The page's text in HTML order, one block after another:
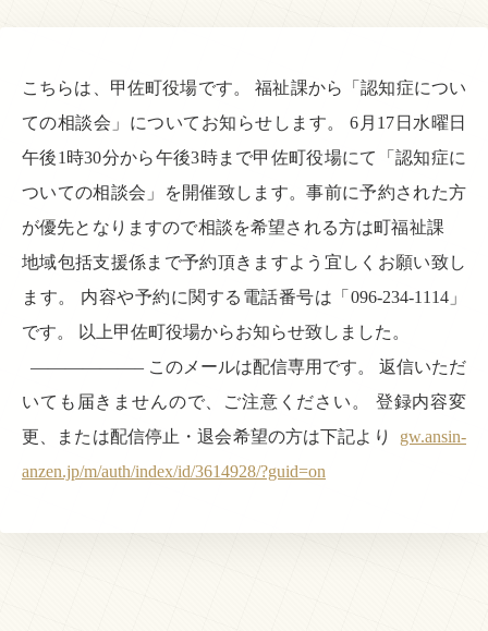
こちらは、甲佐町役場です。 福祉課から「認知症につい
ての相談会」についてお知らせします。 6月17日水曜日
午後1時30分から午後3時まで甲佐町役場にて「認知症に
ついての相談会」を開催致します。事前に予約された方
が優先となりますので相談を希望される方は町福祉課
地域包括支援係まで予約頂きますよう宜しくお願い致し
ます。 内容や予約に関する電話番号は「096-234-1114」
です。 以上甲佐町役場からお知らせ致しました。
——————– このメールは配信専用です。 返信いただ
いても届きませんので、ご注意ください。 登録内容変
更、または配信停止・退会希望の方は下記より gw.ansin-
anzen.jp/m/auth/index/id/3614928/?guid=on